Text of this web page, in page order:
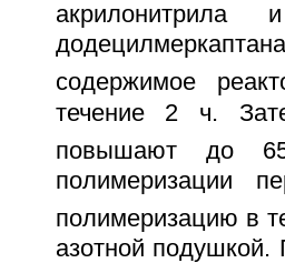
содержимое
течение 2 ч.
повышают до
полимеризации
полимеризацию в
азотной подушкой.